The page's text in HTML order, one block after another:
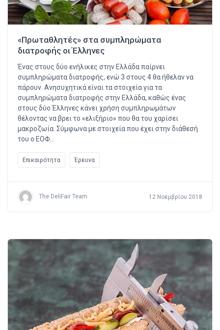
«Πρωταθλητές» στα συμπληρώματα
διατροφής οι Έλληνες
Ένας στους δύο ενήλικες στην Ελλάδα παίρνει
συμπληρώματα διατροφής, ενώ 3 στους 4 θα ήθελαν να
πάρουν. Ανησυχητικά είναι τα στοιχεία για τα
συμπληρώματα διατροφής στην Ελλάδα, καθώς ένας
στους δύο Έλληνες κάνει χρήση συμπληρωμάτων
θέλοντας να βρει το «ελιξήριο» που θα του χαρίσει
μακροζωία. Σύμφωνα με στοιχεία που έχει στην διάθεσή
του ο ΕΟΦ…
Επικαιρότητα Έρευνα
The DeliFair Team 12 Νοεμβρίου 2018